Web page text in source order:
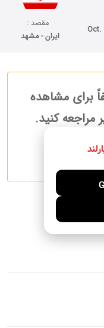
Oct.
مقصد :
ایران - مشهد
برای مشاهده
مراجعه کنید.